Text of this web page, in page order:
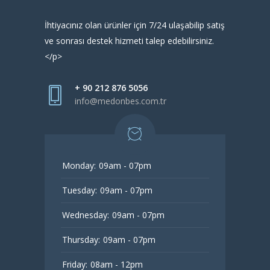
İhtiyacınız olan ürünler için 7/24 ulaşabilip satış
ve sonrası destek hizmeti talep edebilirsiniz.
</p>
+ 90 212 876 5056
info@medonbes.com.tr
Monday: 09am - 07pm
Tuesday: 09am - 07pm
Wednesday: 09am - 07pm
Thursday: 09am - 07pm
Friday: 08am - 12pm